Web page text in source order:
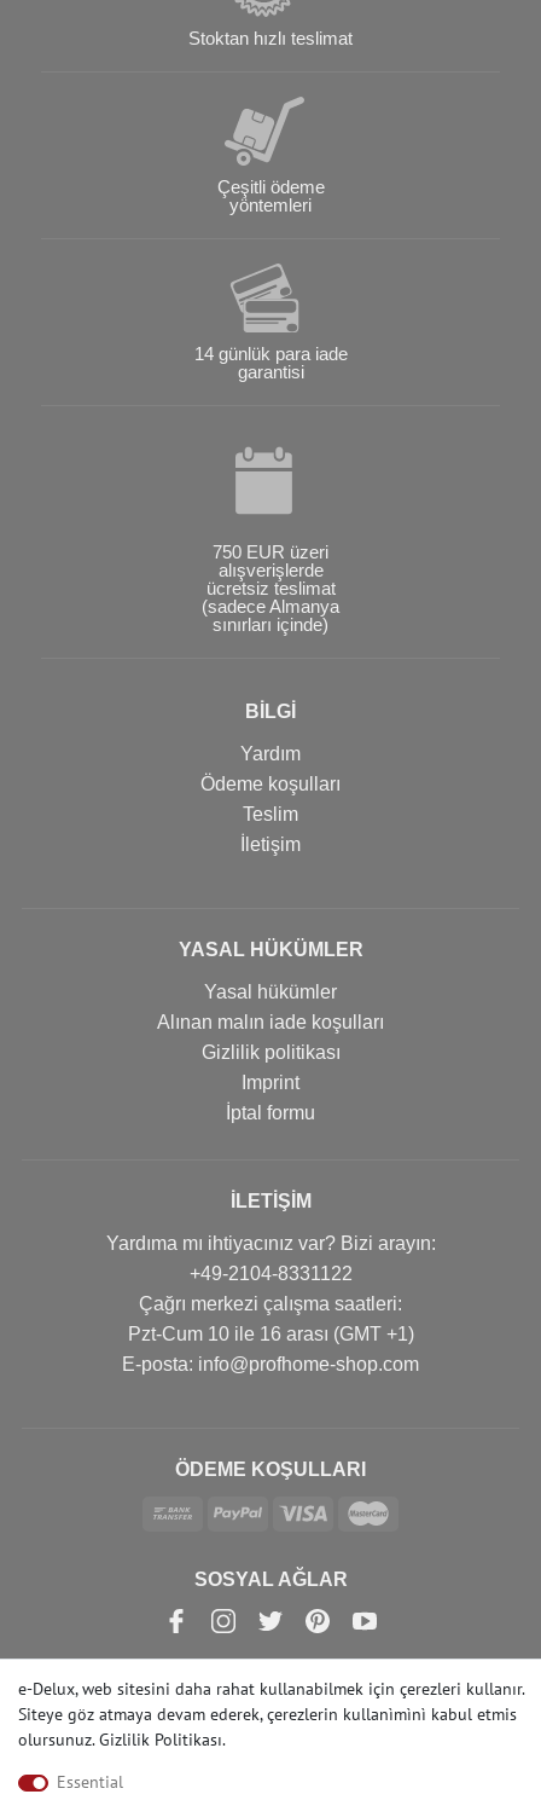
Stoktan hızlı teslimat
Çeşitli ödeme
yöntemleri
14 günlük para iade
garantisi
750 EUR üzeri
alışverişlerde
ücretsiz teslimat
(sadece Almanya
sınırları içinde)
BİLGİ
Yardım
Ödeme koşulları
Teslim
İletişim
YASAL HÜKÜMLER
Yasal hükümler
Alınan malın iade koşulları
Gizlilik politikası
Imprint
İptal formu
İLETIŞIM
Yardıma mı ihtiyacınız var? Bizi arayın:
+49-2104-8331122
Çağrı merkezi çalışma saatleri:
Pzt-Cum 10 ile 16 arası (GMT +1)
Е-posta: info@profhome-shop.com
ÖDEME KOŞULLARI
SOSYAL AĞLAR
© Copyright 2022 | e-Delux GmbH
e-Delux, web sitesini daha rahat kullanabilmek için çerezleri kullanır.
Siteye göz atmaya devam ederek, çerezlerin kullanìmìnì kabul etmis
olursunuz.Gizlilik Politikası.
Essential